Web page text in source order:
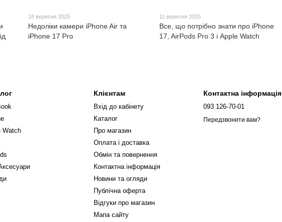
18 вересня 2025
Недоліки камери iPhone Air та
iPhone 17 Pro
11 вересня 2025
Все, що потрібно знати про iPhone
17, AirPods Pro 3 і Apple Watch
Watch
Клієнтам
Вхід до кабінету
Каталог
Про магазин
Оплата і доставка
Обмін та повернення
Контактна інформація
Новини та огляди
Публічна оферта
Відгуки про магазин
Мапа сайту
Контактна інформація
093 126-70-01
Передзвонити вам?